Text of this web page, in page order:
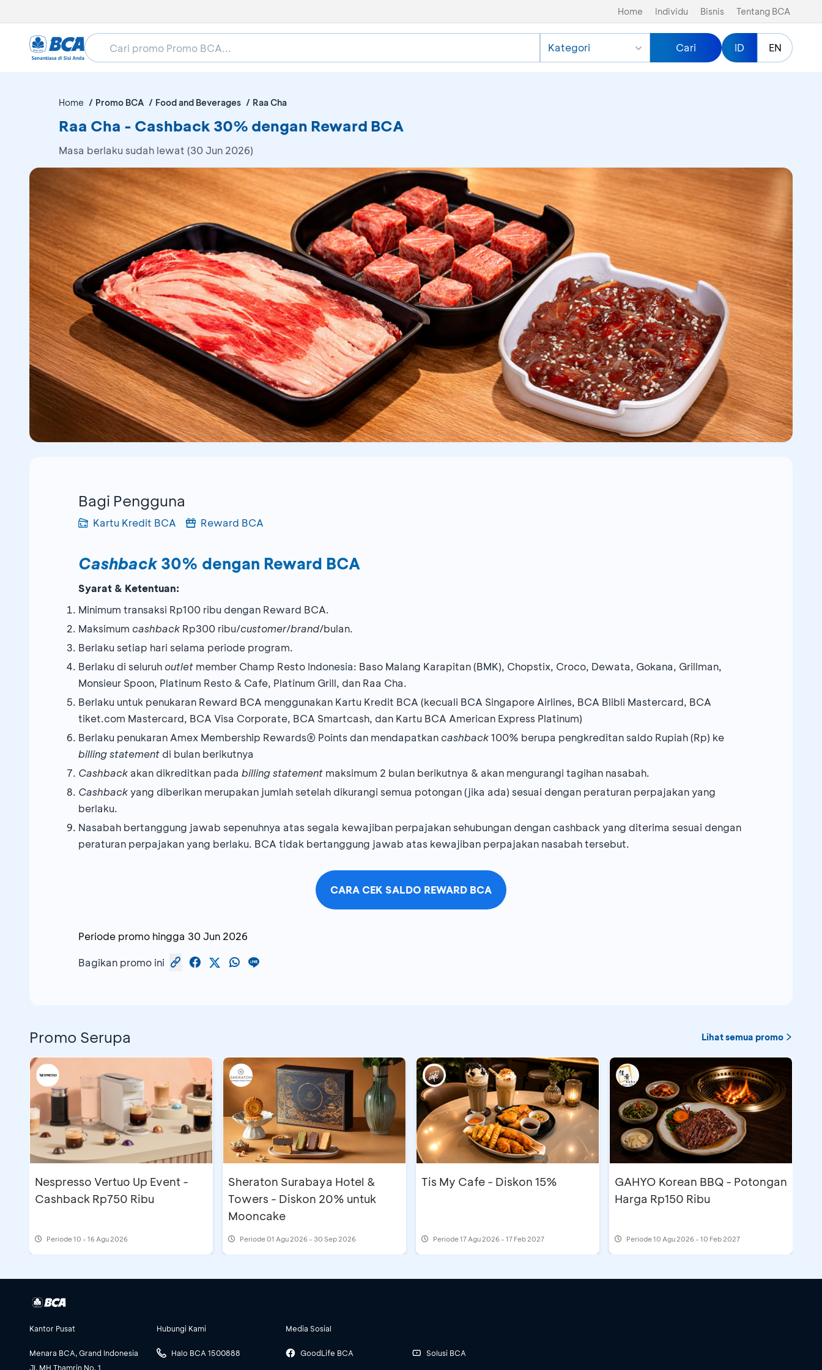
Home Individu Bisnis Tentang BCA
Kategori Cari ID EN
Home Promo BCA Food and Beverages Raa Cha
Raa Cha - Cashback 30% dengan Reward BCA
Masa berlaku sudah lewat (30 Jun 2026)
Bagi Pengguna
Kartu Kredit BCA Reward BCA
Cashback30% dengan Reward BCA
Syarat & Ketentuan:
Minimum transaksi Rp100 ribu dengan Reward BCA.
Maksimum cashback Rp300 ribu/customer/brand/bulan.
Berlaku setiap hari selama periode program.
Berlaku di seluruh outlet member Champ Resto Indonesia: Baso Malang Karapitan (BMK), Chopstix, Croco, Dewata, Gokana, Grillman,
Monsieur Spoon, Platinum Resto & Cafe, Platinum Grill, dan Raa Cha.
Berlaku untuk penukaran Reward BCA menggunakan Kartu Kredit BCA (kecuali BCA Singapore Airlines, BCA Blibli Mastercard, BCA
tiket.com Mastercard, BCA Visa Corporate, BCA Smartcash, dan Kartu BCA American Express Platinum)
Berlaku penukaran Amex Membership Rewards® Points dan mendapatkan cashback100% berupa pengkreditan saldo Rupiah (Rp) ke
billing statement di bulan berikutnya
Cashback akan dikreditkan pada billing statement maksimum 2 bulan berikutnya & akan mengurangi tagihan nasabah.
Cashbackyang diberikan merupakan jumlah setelah dikurangi semua potongan (jika ada) sesuai dengan peraturan perpajakan yang
berlaku.
Nasabah bertanggung jawab sepenuhnya atas segala kewajiban perpajakan sehubungan dengan cashback yang diterima sesuai dengan
peraturan perpajakan yang berlaku. BCA tidak bertanggung jawab atas kewajiban perpajakan nasabah tersebut.
CARA CEK SALDO REWARD BCA
Periode promo hingga 30 Jun 2026
Bagikan promo ini
Promo Serupa Lihat semua promo
Nespresso Vertuo Up Event -
Cashback Rp750 Ribu
Periode10 - 16 Agu 2026
Sheraton Surabaya Hotel &
Towers - Diskon 20% untuk
Mooncake
Periode01 Agu 2026 - 30 Sep 2026
Tis My Cafe - Diskon 15%
Periode17 Agu 2026 - 17 Feb 2027
GAHYO Korean BBQ - Potongan
Harga Rp150 Ribu
Periode10 Agu 2026 - 10 Feb 2027
Kantor Pusat
Menara BCA, Grand Indonesia
Jl. MH Thamrin No. 1
Hubungi Kami
Halo BCA 1500888
Media Sosial
GoodLife BCA Solusi BCA